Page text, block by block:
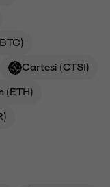
Cartesi (CTSI)
(ETH)